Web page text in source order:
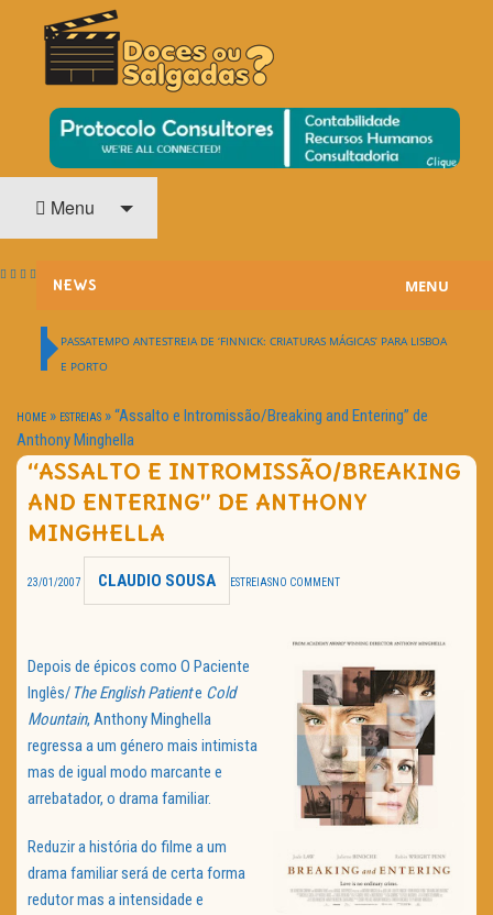
DOCES OU SALGADAS?
O Cinema? Uma Paixão!!
Menu
NEWS
HOME CINEMA
NOTA PESSOAL
TRAILER DO DIA
Política de Privacidade
MENU
PASSATEMPO ANTESTREIA DE ‘FINNICK: CRIATURAS MÁGICAS’ PARA LISBOA
E PORTO
HOME » ESTREIAS »“Assalto e Intromissão/Breaking and Entering” de
Anthony Minghella
“ASSALTO E INTROMISSÃO/BREAKING
AND ENTERING” DE ANTHONY
MINGHELLA
23/01/2007 CLAUDIO SOUSA ESTREIASNO COMMENT
Depois de épicos como O Paciente
Inglês/ The English Patiente Cold
Mountain, Anthony Minghella
regressa a um género mais intimista
mas de igual modo marcante e
arrebatador, o drama familiar.
Reduzir a história do filme a um
drama familiar será de certa forma
redutor mas a intensidade e